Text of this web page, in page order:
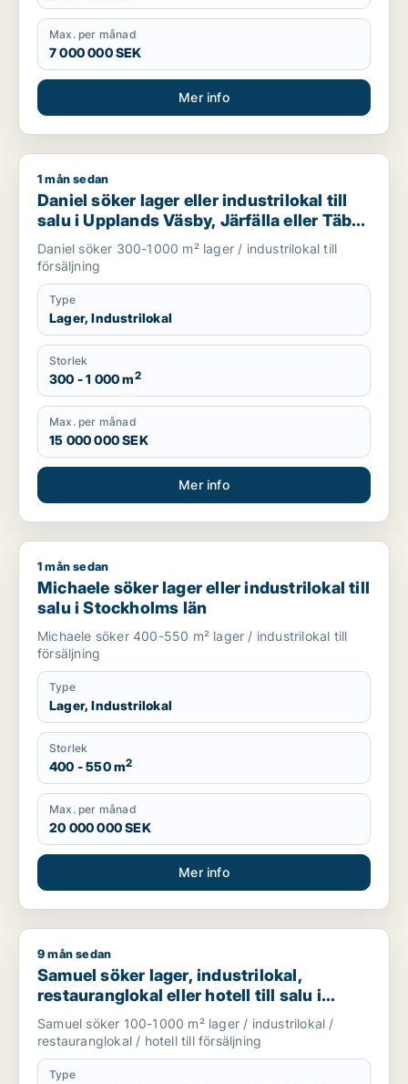
Max. per månad
7 000 000 SEK
Mer info
Daniel söker lager eller industrilokal till salu i Upplands
1 mån sedan
Daniel söker lager eller industrilokal till
salu i Upplands Väsby, Järfälla eller Täby
m.fl.
Daniel söker 300-1000 m² lager / industrilokal till
försäljning
Type
Lager, Industrilokal
Storlek
300 - 1 000 m2
Max. per månad
15 000 000 SEK
Mer info
Michaele söker lager eller industrilokal till salu i Stockholms
1 mån sedan
Michaele söker lager eller industrilokal till
salu i Stockholms län
Michaele söker 400-550 m² lager / industrilokal till
försäljning
Type
Lager, Industrilokal
Storlek
400 - 550 m2
Max. per månad
20 000 000 SEK
Mer info
Samuel söker lager, industrilokal, restauranglokal eller
9 mån sedan
Samuel söker lager, industrilokal,
restauranglokal eller hotell till salu i
Upplands Väsby, Vallentuna eller
Upplands-Bro m.fl.
Samuel söker 100-1000 m² lager / industrilokal /
restauranglokal / hotell till försäljning
Type